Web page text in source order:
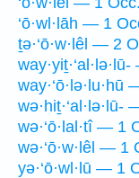
‘ō·wl·lāh — 1
ṯə·‘ō·w·lêl — 2
way·‘ō·lə·lu·hū
wə·hiṯ·‘al·lə·lū-
wə·‘ō·lal·tî — 1
wə·‘ō·w·lêl — 1
yə·‘ō·wl·lū — 1